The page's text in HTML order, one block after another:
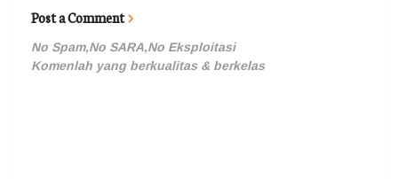
Post a Comment
No Spam,No SARA,No Eksploitasi
Komenlah yang berkualitas & berkelas